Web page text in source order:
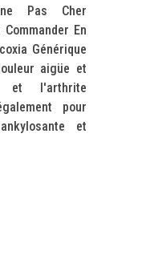
Pas Cher
En
Générique
aigüe et
et l'arthrite
pour
et